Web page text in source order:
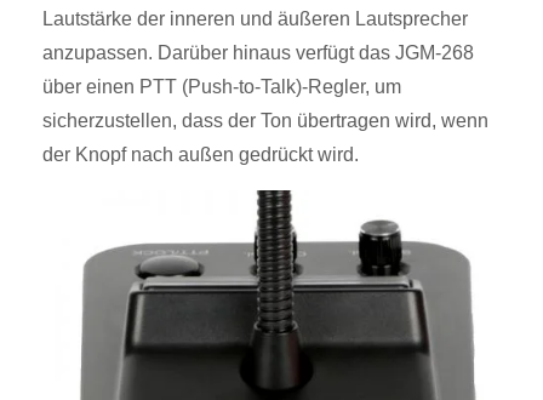
Lautstärke der inneren und äußeren Lautsprecher
anzupassen. Darüber hinaus verfügt das JGM-268
über einen PTT (Push-to-Talk)-Regler, um
sicherzustellen, dass der Ton übertragen wird, wenn
der Knopf nach außen gedrückt wird.